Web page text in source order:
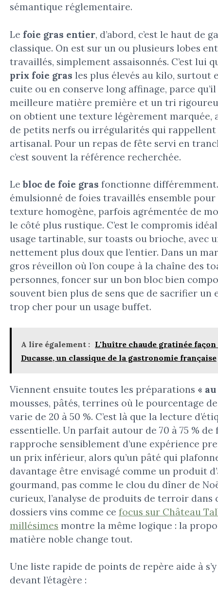
sémantique réglementaire.
Le foie gras entier, d’abord, c’est le haut de
classique. On est sur un ou plusieurs lobes
travaillés, simplement assaisonnés. C’est lui
prix foie gras les plus élevés au kilo, surtout
cuite ou en conserve long affinage, parce
meilleure matière première et un tri
on obtient une texture légèrement marquée,
de petits nerfs ou irrégularités qui rappellent
artisanal. Pour un repas de fête servi en
c’est souvent la référence recherchée.
Lebloc de foie gras fonctionne différemment.
émulsionné de foies travaillés ensemble
texture homogène, parfois agrémentée de
le côté plus rustique. C’est le compromis
usage tartinable, sur toasts ou brioche, avec
nettement plus doux que l’entier. Dans un
gros réveillon où l’on coupe à la chaîne des
personnes, foncer sur un bon bloc bien
souvent bien plus de sens que de sacrifier un
trop cher pour un usage buffet.
A lire également : L'huître chaude gratinée
Ducasse, un classique de la gastronomie française
Viennent ensuite toutes les préparations «
mousses, pâtés, terrines où le pourcentage
varie de 20 à 50 %. C’est là que la lecture
essentielle. Un parfait autour de 70 à 75 % de
rapproche sensiblement d’une expérience
un prix inférieur, alors qu’un pâté qui
davantage être envisagé comme un produit
gourmand, pas comme le clou du dîner de
curieux, l’analyse de produits de terroir dans
dossiers vins comme ce focus sur Château
millésimes montre la même logique : la
matière noble change tout.
Une liste rapide de points de repère aide à
devant l’étagère :